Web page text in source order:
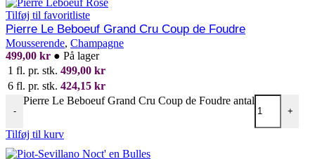
Tilføj til favoritliste
Pierre Le Beboeuf Grand Cru Coup de Foudre
Mousserende, Champagne
499,00 kr ● På lager
1 fl. pr. stk. 499,00 kr
6 fl. pr. stk. 424,15 kr
-
Pierre Le Beboeuf Grand Cru Coup de Foudre antal
+
Tilføj til kurv